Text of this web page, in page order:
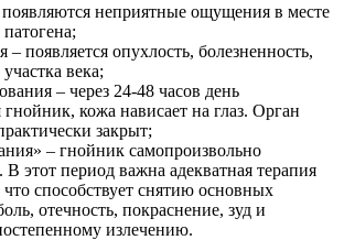
неприятные ощущения в месте
– появляется опухлость, болезненность,
века;
– через 24-48 часов день
кожа нависает на глаз. Орган
закрыт;
– гнойник самопроизвольно
В этот период важна адекватная терапия
что способствует снятию основных
отечность, покраснение, зуд и
излечению.